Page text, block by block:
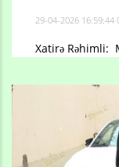
29-04-2026 16:59:44
Xatirə Rəhimli: